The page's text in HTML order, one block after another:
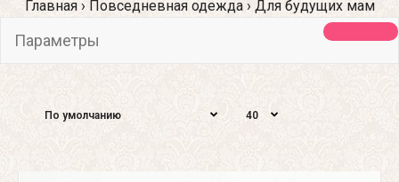
Главная Повседневная одежда Для будущих мам
Параметры